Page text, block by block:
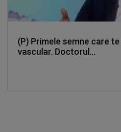
(P) Primele semne care
vascular. Doctorul...